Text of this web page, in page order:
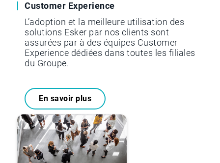
Customer Experience
L’adoption et la meilleure utilisation des
solutions Esker par nos clients sont
assurées par à des équipes Customer
Experience dédiées dans toutes les filiales
du Groupe.
En savoir plus